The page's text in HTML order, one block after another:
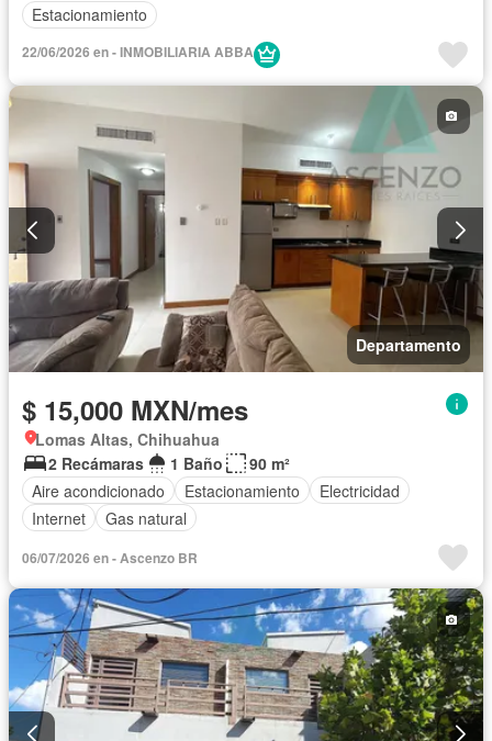
Estacionamiento
22/06/2026 en - INMOBILIARIA ABBA
Departamento
$ 15,000 MXN/mes
Lomas Altas, Chihuahua
2 Recámaras
1 Baño
90 m²
Aire acondicionado
Estacionamiento
Electricidad
Internet
Gas natural
06/07/2026 en - Ascenzo BR